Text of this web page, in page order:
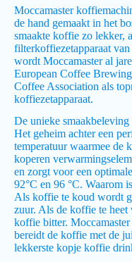
Moccamaster
de hand gemaakt in het
smaakte koffie zo lekker,
filterkoffiezetapparaat
wordt Moccamaster al
European Coffee
Coffee Association als
koffiezetapparaat.
De unieke
Het geheim achter een
temperatuur waarmee de
koperen
en zorgt voor een
92°C en 96 °C. Waarom
Als koffie te koud wordt
zuur. Als de koffie te heet
koffie bitter.
bereidt de koffie met de
lekkerste kopje koffie